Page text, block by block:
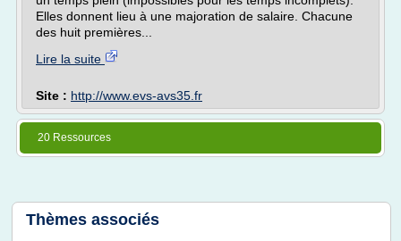
Elles donnent lieu à une majoration de salaire. Chacune
des huit premières...
Lire la suite
Site : http://www.evs-avs35.fr
20 Ressources
Thèmes associés